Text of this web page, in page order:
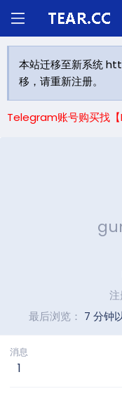
本站迁移至新系统
移，请重新注册。
Telegram账号购买找
最后浏览
7 分钟
消息
1